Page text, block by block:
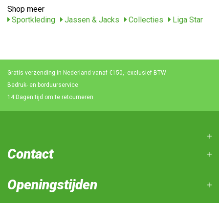
Shop meer
Sportkleding
Jassen & Jacks Collecties Liga Star
Gratis verzending in Nederland vanaf €150,- exclusief BTW
Bedruk- en borduurservice
14 Dagen tijd om te retourneren
Contact
Openingstijden